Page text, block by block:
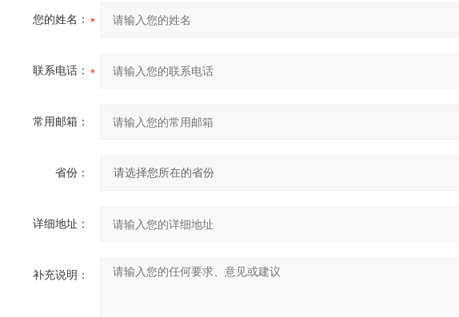
您的姓名：
联系电话：
常用邮箱：
省份：
详细地址：
补充说明：